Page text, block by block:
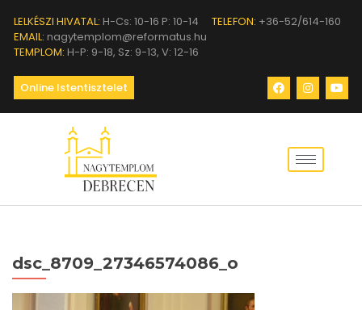
LELKÉSZI HIVATAL: H-Cs: 10-16 P: 10-14 TELEFON: +36-52/614-160
EMAIL: nagytemplom@reformatus.hu
TEMPLOM: H-P: 9-18, Sz: 9-13, V: 12-16
Online Istentisztelet
dsc_8709_27346574086_o